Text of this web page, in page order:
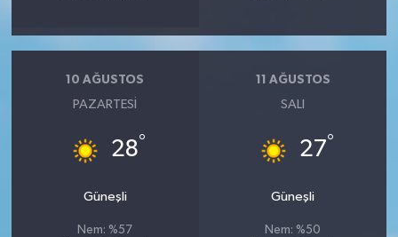
10 AĞUSTOS
PAZARTESI
28°
Güneşli
Nem: %57
11 AĞUSTOS
SALI
27°
Güneşli
Nem: %50